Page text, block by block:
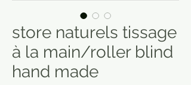
store naturels tissage
à la main/roller blind
hand made